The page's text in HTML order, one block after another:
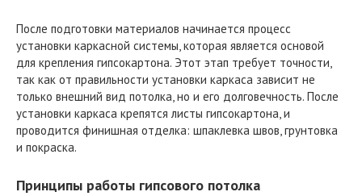
После подготовки материалов начинается процесс
установки каркасной системы, которая является основой
для крепления гипсокартона. Этот этап требует точности,
так как от правильности установки каркаса зависит не
только внешний вид потолка, но и его долговечность. После
установки каркаса крепятся листы гипсокартона, и
проводится финишная отделка: шпаклевка швов, грунтовка
и покраска.
Принципы работы гипсового потолка